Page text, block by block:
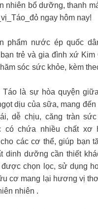
nhiên bổ dưỡng, thanh
ngay hôm nay!
phẩm nước ép quốc
trẻ và gia đình xứ Kim
sóc sức khỏe, kèm
Táo là sự hòa quyện
dịu của sữa, mang
dễ chịu, căng tràn sức
có chứa nhiều chất xơ
các cơ thể, giúp bạn
dinh dưỡng cần thiết
chọn lọc, sử dụng
cơ mang lại hương vị
nhiên .